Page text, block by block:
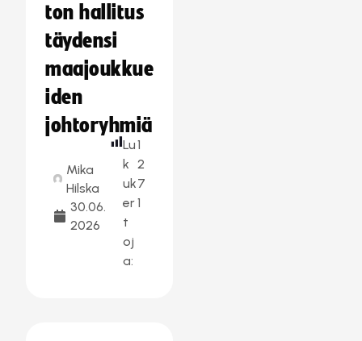
ton hallitus
täydensi
maajoukkue
iden
johtoryhmiä
Mika
Hilska
30.06.
2026
Lu
k
uk
er
t
oj
a:
1
2
7
1